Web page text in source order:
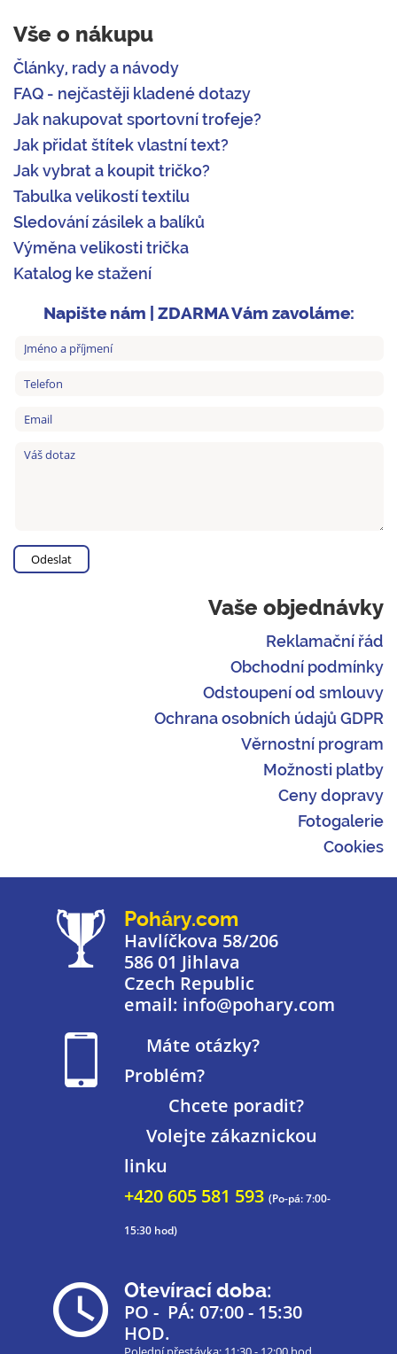
Vše o nákupu
Články, rady a návody
FAQ - nejčastěji kladené dotazy
Jak nakupovat sportovní trofeje?
Jak přidat štítek vlastní text?
Jak vybrat a koupit tričko?
Tabulka velikostí textilu
Sledování zásilek a balíků
Výměna velikosti trička
Katalog ke stažení
Napište nám | ZDARMA Vám zavoláme:
Vaše objednávky
Reklamační řád
Obchodní podmínky
Odstoupení od smlouvy
Ochrana osobních údajů GDPR
Věrnostní program
Možnosti platby
Ceny dopravy
Fotogalerie
Cookies
Poháry.com
Havlíčkova 58/206
586 01 Jihlava
Czech Republic
email: info@pohary.com
Máte otázky?
Problém?
Chcete poradit?
Volejte zákaznickou
linku
+420 605 581 593 (Po-pá: 7:00-
15:30 hod)
Otevírací doba:
PO - PÁ: 07:00 - 15:30
HOD.